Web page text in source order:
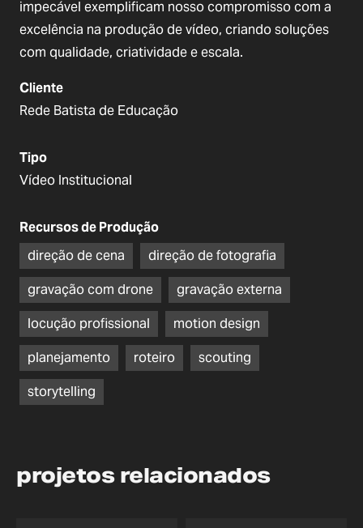
impecável exemplificam nosso compromisso com a
excelência na produção de vídeo, criando soluções
com qualidade, criatividade e escala.
Cliente
Rede Batista de Educação
Tipo
Vídeo Institucional
Recursos de Produção
direção de cena
direção de fotografia
gravação com drone
gravação externa
locução profissional
motion design
planejamento
roteiro
scouting
storytelling
projetos relacionados